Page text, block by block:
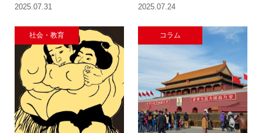
2025.07.31 2025.07.24
社会・教育 コラム